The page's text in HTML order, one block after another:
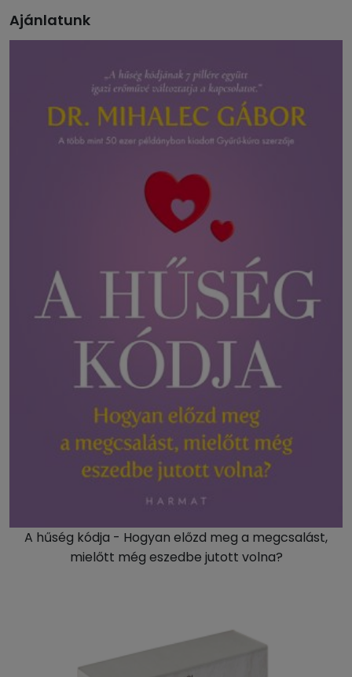
Ajánlatunk
A hűség kódja - Hogyan előzd meg a megcsalást,
mielőtt még eszedbe jutott volna?